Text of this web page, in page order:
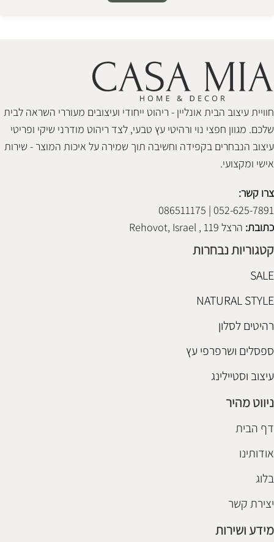
חוויית עיצוב הבית אונליין - ריהוט ייחודי ועיצובים מעוררי השראה לבית
שלכם. מגוון חפצי נוי ורהיטי עץ טבעי, לצד ריהוט מודרני שיקי ופריטי
עיצוב הנבחרים בקפידה וחשיבה תוך שמירה על איכות המוצר - שירות
אישי ומקצועי.
צרו קשר:
052-625-7891 | 086511175
כתובת: הרצל 119 , Rehovot, Israel
קטגוריות נבחרות
SALE
NATURAL STYLE
רהיטים לסלון
ספסלים ושרפרפי עץ
עיצוב וסטיילינג
ניווט מהיר
דף הבית
אודותינו
בלוג
יצירת קשר
מידע ושירות